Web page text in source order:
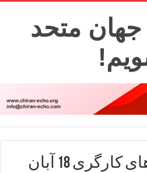
جهان متحد
اخبار و گزارش های کارگری 18 آبان